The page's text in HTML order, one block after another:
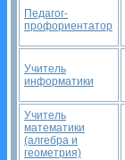
Педагог-
профориентатор
Учитель
информатики
Учитель
математики
(алгебра и
геометрия)